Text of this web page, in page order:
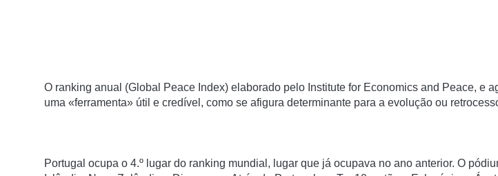
O ranking anual (Global Peace Index) elaborado pelo Institute for Economics and Peace, e
uma «ferramenta» útil e credível, como se afigura determinante para a evolução ou
Portugal ocupa o 4.º lugar do ranking mundial, lugar que já ocupava no ano anterior. O